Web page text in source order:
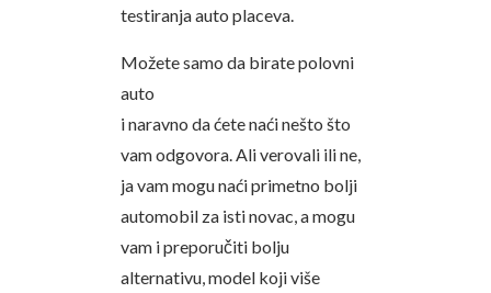
testiranja auto placeva.
Možete samo da birate polovni
auto
i naravno da ćete naći nešto što
vam odgovora. Ali verovali ili ne,
ja vam mogu naći primetno bolji
automobil za isti novac, a mogu
vam i preporučiti bolju
alternativu, model koji više